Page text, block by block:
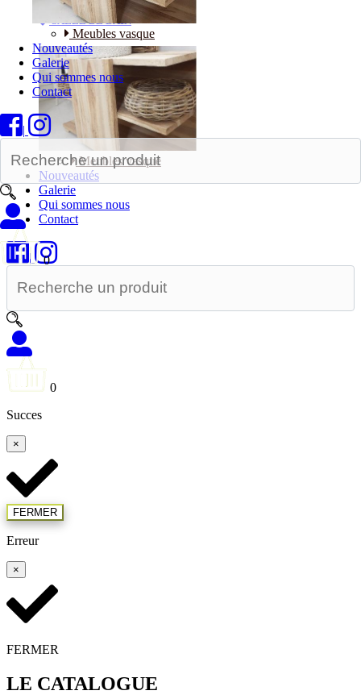
Meubles vasque
Nouveautés
Galerie
Qui sommes nous
Contact
|
0
SALLE DE BAIN
Meubles vasque
Nouveautés
Galerie
Qui sommes nous
Contact
|
0
Succes
×
FERMER
Erreur
×
FERMER
LE CATALOGUE